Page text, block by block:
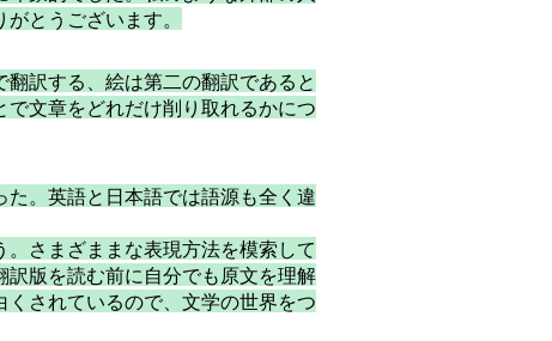
とうございます。
訳する、絵は第二の翻訳であると
文章をどれだけ削り取れるかにつ
。英語と日本語では語源も全く違
さまざままな表現方法を模索して
版を読む前に自分でも原文を理解
されているので、文学の世界をつ